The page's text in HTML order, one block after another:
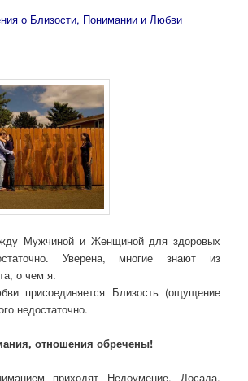
о Близости, Понимании и Любви
Мужчиной и Женщиной для здоровых
Уверена, многие знают из
о чем я.
присоединяется Близость (ощущение
недостаточно.
отношения обречены!
приходят Недоумение, Досада,